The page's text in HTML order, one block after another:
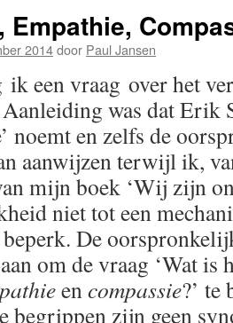
Empathie,
2014door Paul Jansen
ik een vraag over het
was dat Erik
noemt en zelfs de
aanwijzen terwijl ik,
mijn boek ‘Wij zijn
niet tot een
beperk. De
om de vraag ‘Wat is
encompassie?’ te
begrippen zijn geen